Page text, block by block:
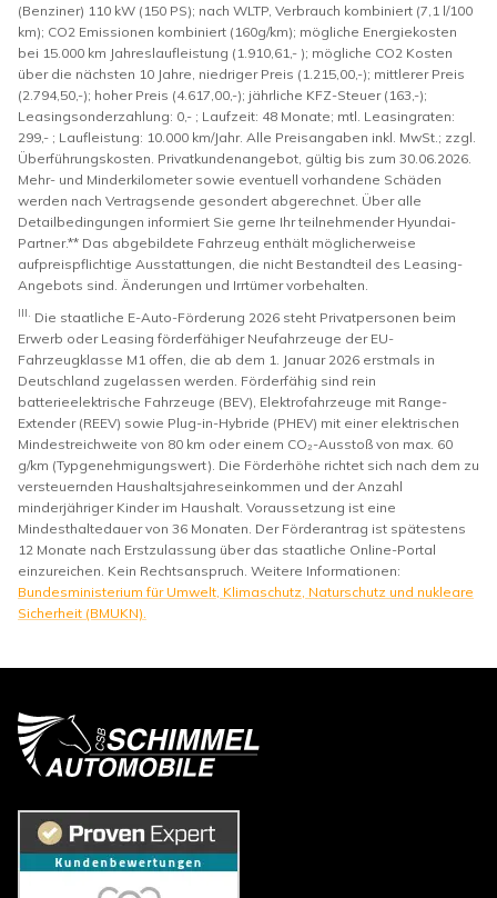
(Benziner) 110 kW (150 PS); nach WLTP, Verbrauch kombiniert (7,1 l/100
km); CO2 Emissionen kombiniert (160g/km); mögliche Energiekosten
bei 15.000 km Jahreslaufleistung (1.910,61,- ); mögliche CO2 Kosten
über die nächsten 10 Jahre, niedriger Preis (1.215,00,-); mittlerer Preis
(2.794,50,-); hoher Preis (4.617,00,-); jährliche KFZ-Steuer (163,-);
Leasingsonderzahlung: 0,- ; Laufzeit: 48 Monate; mtl. Leasingraten:
299,- ; Laufleistung: 10.000 km/Jahr. Alle Preisangaben inkl. MwSt.; zzgl.
Überführungskosten. Privatkundenangebot, gültig bis zum 30.06.2026.
Mehr- und Minderkilometer sowie eventuell vorhandene Schäden
werden nach Vertragsende gesondert abgerechnet. Über alle
Detailbedingungen informiert Sie gerne Ihr teilnehmender Hyundai-
Partner.** Das abgebildete Fahrzeug enthält möglicherweise
aufpreispflichtige Ausstattungen, die nicht Bestandteil des Leasing-
Angebots sind. Änderungen und Irrtümer vorbehalten.
III. Die staatliche E-Auto-Förderung 2026 steht Privatpersonen beim
Erwerb oder Leasing förderfähiger Neufahrzeuge der EU-
Fahrzeugklasse M1 offen, die ab dem 1. Januar 2026 erstmals in
Deutschland zugelassen werden. Förderfähig sind rein
batterieelektrische Fahrzeuge (BEV), Elektrofahrzeuge mit Range-
Extender (REEV) sowie Plug-in-Hybride (PHEV) mit einer elektrischen
Mindestreichweite von 80 km oder einem CO₂-Ausstoß von max. 60
g/km (Typgenehmigungswert). Die Förderhöhe richtet sich nach dem zu
versteuernden Haushaltsjahreseinkommen und der Anzahl
minderjähriger Kinder im Haushalt. Voraussetzung ist eine
Mindesthaltedauer von 36 Monaten. Der Förderantrag ist spätestens
12 Monate nach Erstzulassung über das staatliche Online-Portal
einzureichen. Kein Rechtsanspruch. Weitere Informationen:
Bundesministerium für Umwelt, Klimaschutz, Naturschutz und nukleare
Sicherheit (BMUKN).